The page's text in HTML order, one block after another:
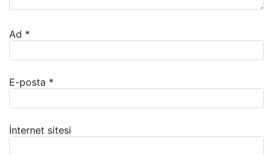
Ad *
E-posta *
İnternet sitesi